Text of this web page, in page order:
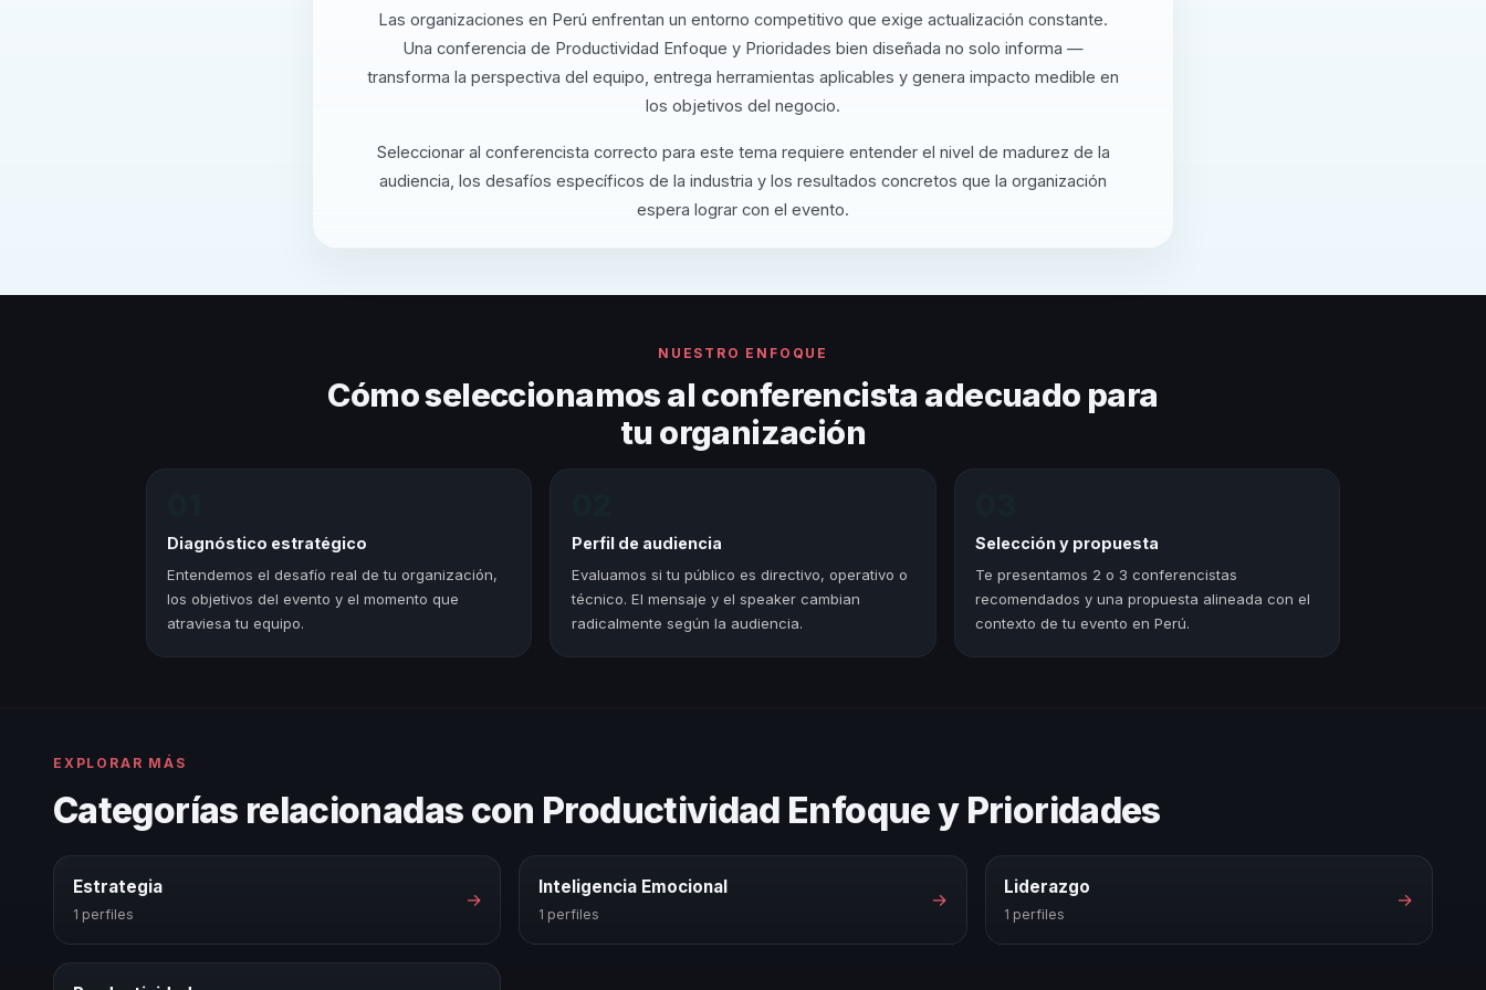
Las organizaciones en Perú enfrentan un entorno competitivo que exige actualización constante.
Una conferencia de Productividad Enfoque y Prioridades bien diseñada no solo informa —
transforma la perspectiva del equipo, entrega herramientas aplicables y genera impacto medible en
los objetivos del negocio.
Seleccionar al conferencista correcto para este tema requiere entender el nivel de madurez de la
audiencia, los desafíos específicos de la industria y los resultados concretos que la organización
espera lograr con el evento.
NUESTRO ENFOQUE
Cómo seleccionamos al conferencista adecuado para
tu organización
Diagnóstico estratégico
Entendemos el desafío real de tu organización,
los objetivos del evento y el momento que
atraviesa tu equipo.
Perfil de audiencia
Evaluamos si tu público es directivo, operativo o
técnico. El mensaje y el speaker cambian
radicalmente según la audiencia.
Selección y propuesta
Te presentamos 2 o 3 conferencistas
recomendados y una propuesta alineada con el
contexto de tu evento en Perú.
EXPLORAR MÁS
Categorías relacionadas con Productividad Enfoque y Prioridades
Estrategia
1 perfiles
→
Inteligencia Emocional
1 perfiles
→
Liderazgo
1 perfiles
→